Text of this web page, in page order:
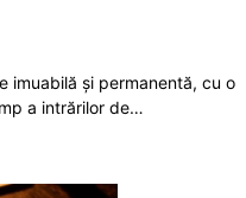
imuabilă și permanentă, cu o
a intrărilor de…